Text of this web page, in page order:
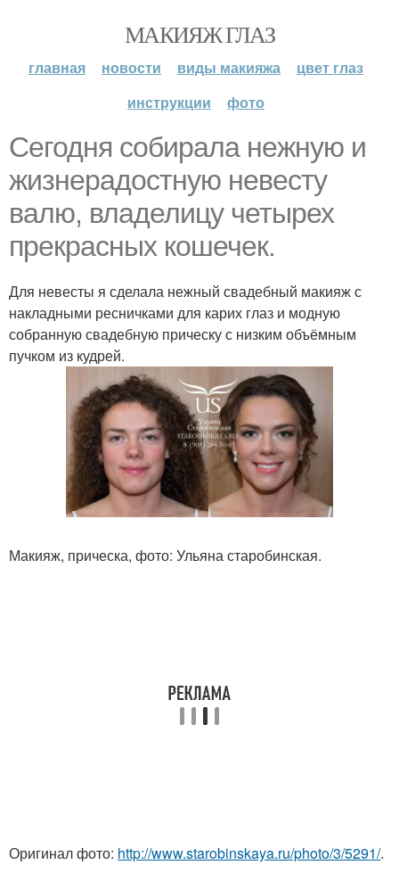
МАКИЯЖ ГЛАЗ
главная новости виды макияжа
цвет глаз
инструкции
фото
Сегодня собирала нежную и
жизнерадостную невесту
валю, владелицу четырех
прекрасных кошечек.
Для невесты я сделала нежный свадебный макияж с
накладными ресничками для карих глаз и модную
собранную свадебную прическу с низким объёмным
пучком из кудрей.
Макияж, прическа, фото: Ульяна старобинская.
Оригинал фото: http://www.starobinskaya.ru/photo/3/5291/.